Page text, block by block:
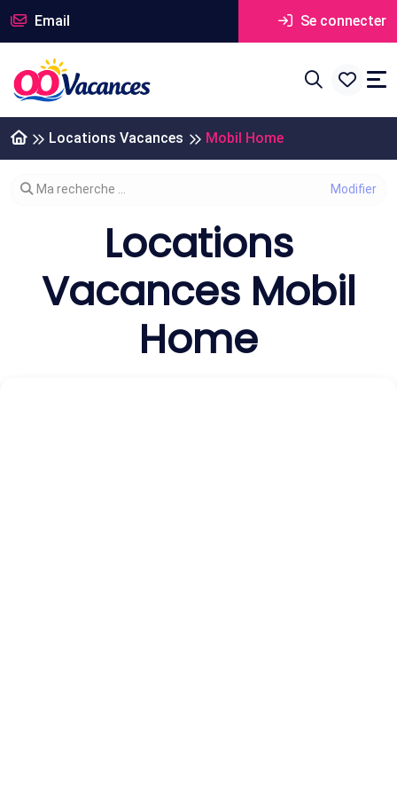
Email Se connecter
Locations Vacances Mobil Home
Modifier votre recherche
Ma recherche ...
Locations
Vacances Mobil
Home